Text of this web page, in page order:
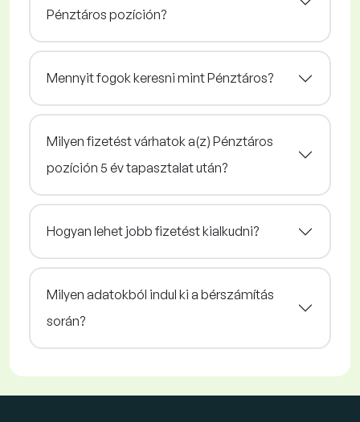
Pénztáros pozíción?
Mennyit fogok keresni mint Pénztáros?
Milyen fizetést várhatok a(z) Pénztáros
pozíción 5 év tapasztalat után?
Hogyan lehet jobb fizetést kialkudni?
Milyen adatokból indul ki a bérszámítás
során?